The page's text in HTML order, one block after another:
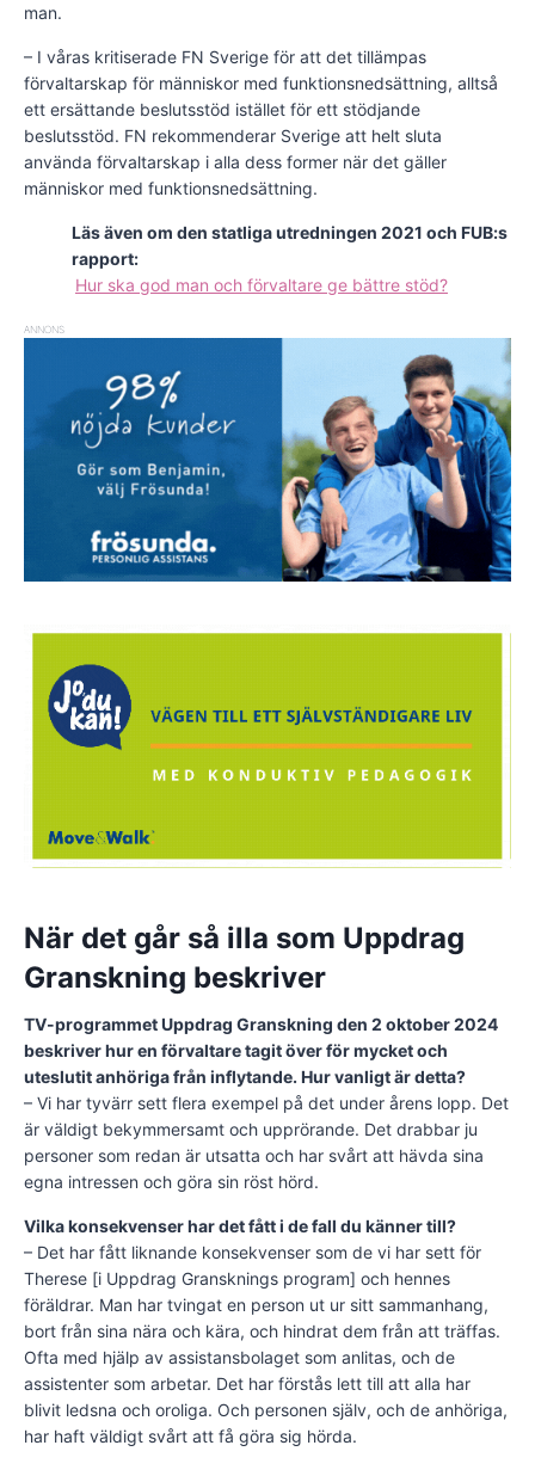
man.
– I våras kritiserade FN Sverige för att det tillämpas
förvaltarskap för människor med funktionsnedsättning, alltså
ett ersättande beslutsstöd istället för ett stödjande
beslutsstöd. FN rekommenderar Sverige att helt sluta
använda förvaltarskap i alla dess former när det gäller
människor med funktionsnedsättning.
Läs även om den statliga utredningen 2021 och FUB:s
rapport:
Hur ska god man och förvaltare ge bättre stöd?
ANNONS
När det går så illa som Uppdrag
Granskning beskriver
TV-programmet Uppdrag Granskning den 2 oktober 2024
beskriver hur en förvaltare tagit över för mycket och
uteslutit anhöriga från inflytande. Hur vanligt är detta?
– Vi har tyvärr sett flera exempel på det under årens lopp. Det
är väldigt bekymmersamt och upprörande. Det drabbar ju
personer som redan är utsatta och har svårt att hävda sina
egna intressen och göra sin röst hörd.
Vilka konsekvenser har det fått i de fall du känner till?
– Det har fått liknande konsekvenser som de vi har sett för
Therese [i Uppdrag Gransknings program] och hennes
föräldrar. Man har tvingat en person ut ur sitt sammanhang,
bort från sina nära och kära, och hindrat dem från att träffas.
Ofta med hjälp av assistansbolaget som anlitas, och de
assistenter som arbetar. Det har förstås lett till att alla har
blivit ledsna och oroliga. Och personen själv, och de anhöriga,
har haft väldigt svårt att få göra sig hörda.